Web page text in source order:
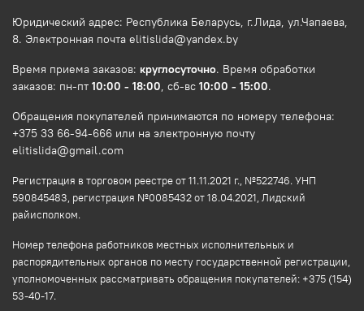
Юридический адрес: Республика Беларусь, г.Лида, ул.Чапаева,
8. Электронная почта elitislida@yandex.by
Время приема заказов: круглосуточно. Время обработки
заказов: пн-пт 10:00 - 18:00, сб-вс 10:00 - 15:00.
Обращения покупателей принимаются по номеру телефона:
+375 33 66-94-666 или на электронную почту
elitislida@gmail.com
Регистрация в торговом реестре от 11.11.2021 г., №522746. УНП
590845483, регистрация №0085432 от 18.04.2021, Лидский
райисполком.
Номер телефона работников местных исполнительных и
распорядительных органов по месту государственной регистрации,
уполномоченных рассматривать обращения покупателей: +375 (154)
53-40-17.